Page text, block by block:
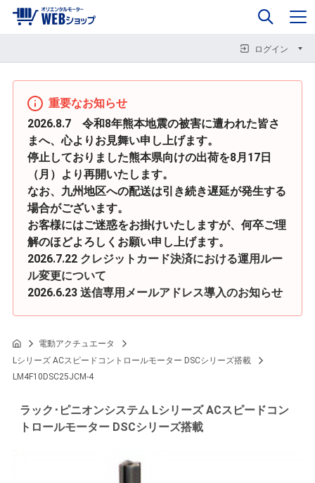
企業情報
ログイン
カート 0
重要なお知らせ
2026.8.7 令和8年熊本地震の被害に遭われた皆さ
まへ、心よりお見舞い申し上げます。
停止しておりました熊本県向けの出荷を8月17日
（月）より再開いたします。
なお、九州地区への配送は引き続き遅延が発生する
場合がございます。
お客様にはご迷惑をお掛けいたしますが、何卒ご理
解のほどよろしくお願い申し上げます。
2026.7.22 クレジットカード決済における運用ルー
ル変更について
2026.6.23 送信専用メールアドレス導入のお知らせ
電動アクチュエータ
Lシリーズ ACスピードコントロールモーター DSCシリーズ搭載
LM4F10DSC25JCM-4
ラック･ピニオンシステム Lシリーズ ACスピードコン
トロールモーター DSCシリーズ搭載